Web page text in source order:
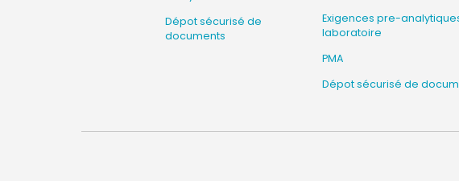
Dépot sécurisé de
documents
Exigences pre-
laboratoire
PMA
Dépot sécurisé de